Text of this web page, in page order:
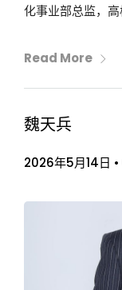
化事业部总监，
Read More
魏天兵
2026年5月14日 •